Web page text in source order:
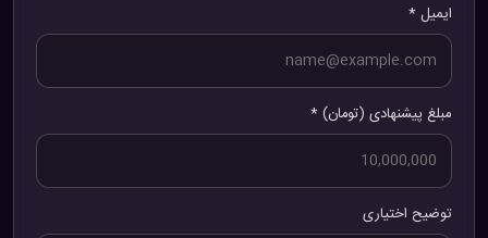
ایمیل *
مبلغ پیشنهادی (تومان) *
توضیح اختیاری